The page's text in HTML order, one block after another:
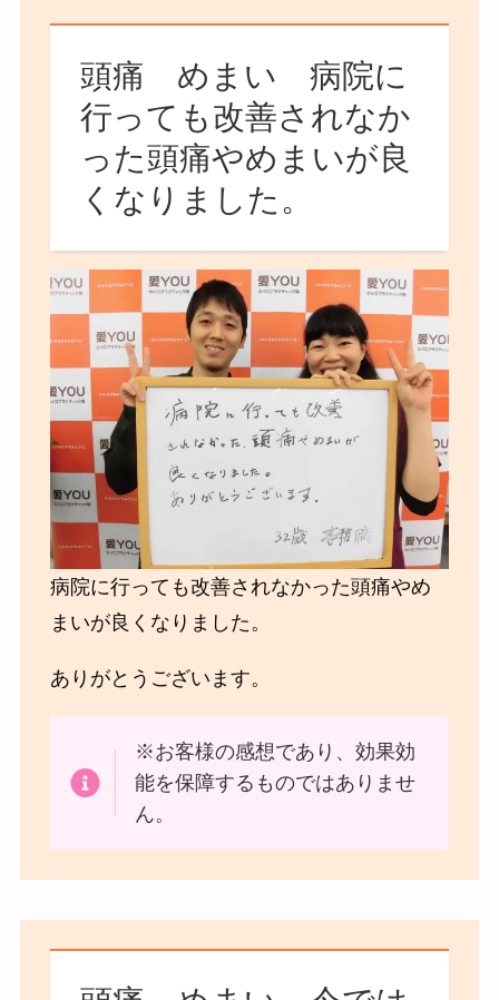
頭痛 めまい 病院に
行っても改善されなか
った頭痛やめまいが良
くなりました。
病院に行っても改善されなかった頭痛やめ
まいが良くなりました。
ありがとうございます。
※お客様の感想であり、効果効
能を保障するものではありませ
ん。